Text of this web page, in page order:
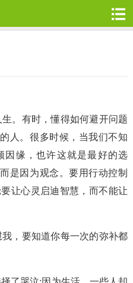
。有时，懂得如何避开问题
人。很多时候，当我们不知
因缘，也许这就是最好的选
是因为观念。要用行动控制
让心灵启迪智慧，而不能让
，要知道你每一次的弥补都